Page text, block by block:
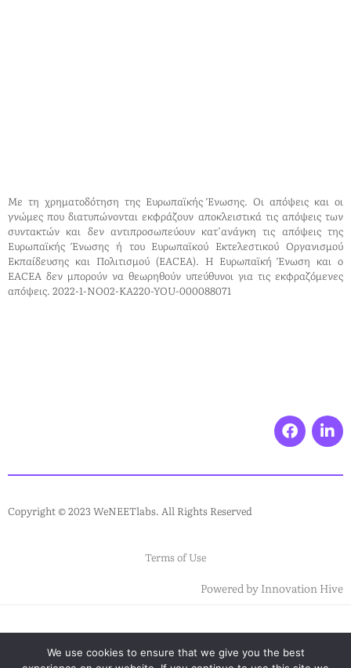
Με τη χρηματοδότηση της Ευρωπαϊκής Ένωσης. Οι απόψεις και οι
γνώμες που διατυπώνονται εκφράζουν αποκλειστικά τις απόψεις των
συντακτών και δεν αντιπροσωπεύουν κατ’ανάγκη τις απόψεις της
Ευρωπαϊκής Ένωσης ή του Ευρωπαϊκού Εκτελεστικού Οργανισμού
Εκπαίδευσης και Πολιτισμού (EACEA). Η Ευρωπαϊκή Ένωση και ο
EACEA δεν μπορούν να θεωρηθούν υπεύθυνοι για τις εκφραζόμενες
απόψεις. 2022-1-NO02-KA220-YOU-000088071
Copyright © 2023 WeNEETlabs. All Rights Reserved
Terms of Use
Powered by Innovation Hive
We use cookies to ensure that we give you the best